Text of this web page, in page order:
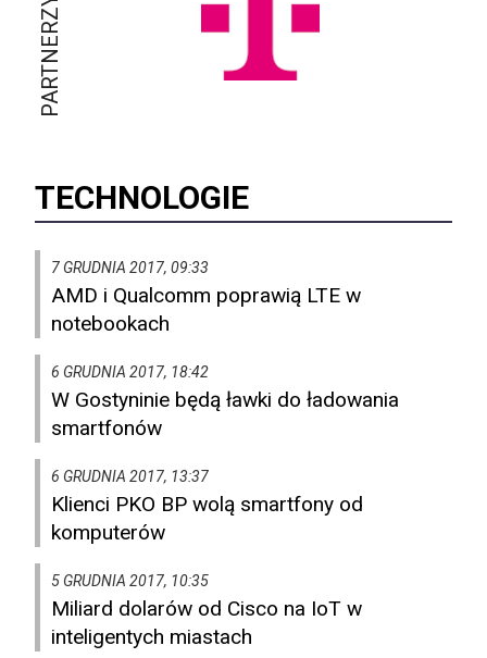
PARTNERZY
TECHNOLOGIE
7 GRUDNIA 2017, 09:33
AMD i Qualcomm poprawią LTE w
notebookach
6 GRUDNIA 2017, 18:42
W Gostyninie będą ławki do ładowania
smartfonów
6 GRUDNIA 2017, 13:37
Klienci PKO BP wolą smartfony od
komputerów
5 GRUDNIA 2017, 10:35
Miliard dolarów od Cisco na IoT w
inteligentych miastach